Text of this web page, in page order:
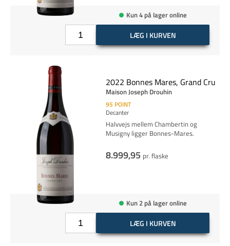
Kun 4 på lager online
LÆG I KURVEN
2022 Bonnes Mares, Grand Cru
Maison Joseph Drouhin
95 POINT
Decanter
Halvvejs mellem Chambertin og
Musigny ligger Bonnes-Mares.
8.999,95 pr. flaske
Kun 2 på lager online
LÆG I KURVEN